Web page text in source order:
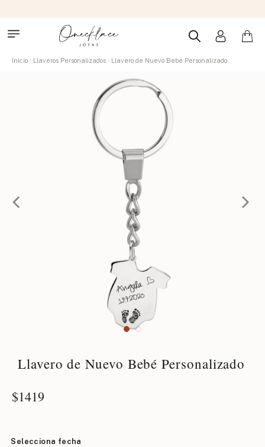
Inicio Llaveros Personalizados Llavero de Nuevo Bebé Personalizado
Llavero de Nuevo Bebé Personalizado
$1419
Selecciona fecha